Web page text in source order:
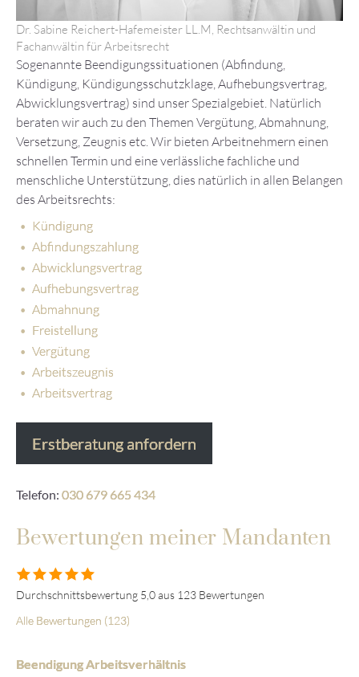
Dr. Sabine Reichert-Hafemeister LL.M, Rechtsanwältin und
Fachanwältin für Arbeitsrecht
Sogenannte Beendigungssituationen (Abfindung,
Kündigung, Kündigungsschutzklage, Aufhebungsvertrag,
Abwicklungsvertrag) sind unser Spezialgebiet. Natürlich
beraten wir auch zu den Themen Vergütung, Abmahnung,
Versetzung, Zeugnis etc. Wir bieten Arbeitnehmern einen
schnellen Termin und eine verlässliche fachliche und
menschliche Unterstützung, dies natürlich in allen Belangen
des Arbeitsrechts:
Kündigung
Abfindungszahlung
Abwicklungsvertrag
Aufhebungsvertrag
Abmahnung
Freistellung
Vergütung
Arbeitszeugnis
Arbeitsvertrag
Erstberatung anfordern
Telefon: 030 679 665 434
Bewertungen meiner Mandanten
Durchschnittsbewertung 5,0 aus 123 Bewertungen
Alle Bewertungen (123)
Beendigung Arbeitsverhältnis